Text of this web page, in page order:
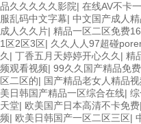
品久久久久久影院| 在线AV不卡
服乱码中文字幕| 中文国产成人
成人久久片| 精品一区二区免费16
1区2区3区| 久久人人97超碰
久 | 丁香五月天婷婷开心久久 | 精
频观看视频| 99久久国产精品免
区二区的| 国产精品老女人精品视
美日韩国产精品一区综合在线|
天堂| 欧美国产日本高清不卡免费|
频| 欧美日韩国产一区二区三区|